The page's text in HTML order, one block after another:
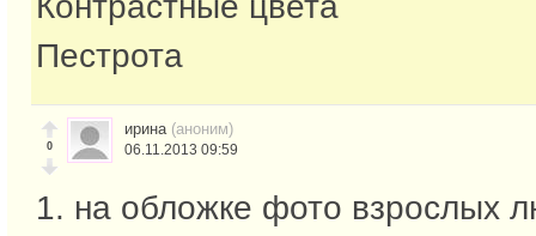
Пестрота
0
ирина (аноним)
06.11.2013 09:59
1. на обложке фото взрослых